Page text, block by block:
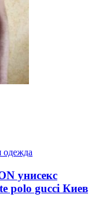
унисекс
polo gucci Киев